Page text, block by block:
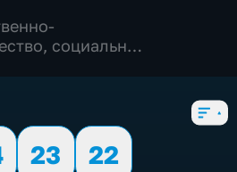
, социально-
23
22